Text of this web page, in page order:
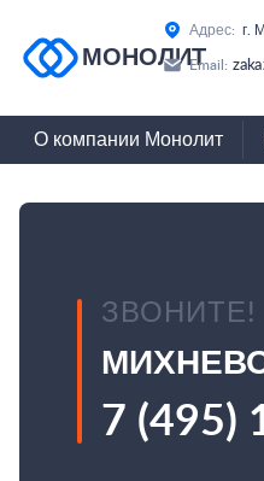
МОНОЛИТ
Адрес: г.
Email:
О компании Монолит
ЗВОНИТЕ!
7 (495)